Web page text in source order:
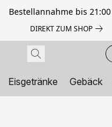
Bestellannahme bis
DIREKT ZUM SHOP
Eisgetränke Gebäck